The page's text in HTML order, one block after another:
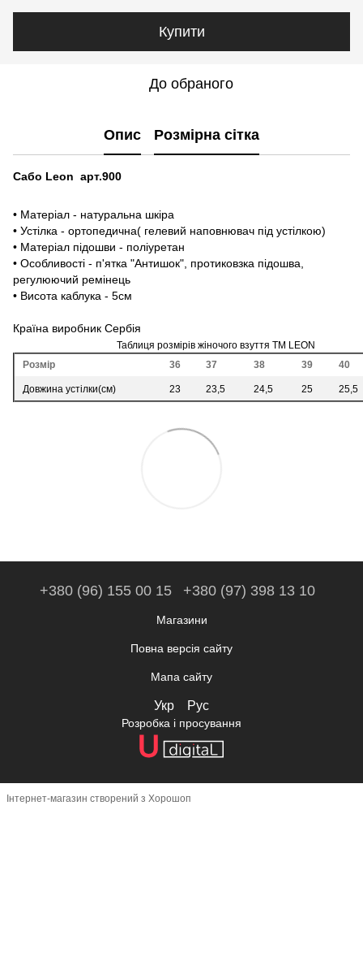
Купити
До обраного
Опис Розмірна сітка
Сабо Leon арт.900
• Матеріал - натуральна шкіра
• Устілка - ортопедична( гелевий наповнювач під устілкою)
• Матеріал підошви - поліуретан
• Особливості - п'ятка "Антишок", протиковзка підошва,
регулюючий ремінець
• Висота каблука - 5см
Країна виробник Сербія
Таблиця розмірів жіночого взуття ТМ LEON
Розмір
36 37 38 39 40
Довжина устілки(см) 23 23,5 24,5 25 25,5
+380 (96) 155 00 15 +380 (97) 398 13 10
Магазини
Повна версія сайту
Мапа сайту
Укр Рус
Розробка і просування
Інтернет-магазин створений з Хорошоп